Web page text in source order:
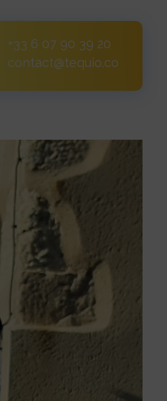
+33 6 07 90 39 20
contact@tequio.co